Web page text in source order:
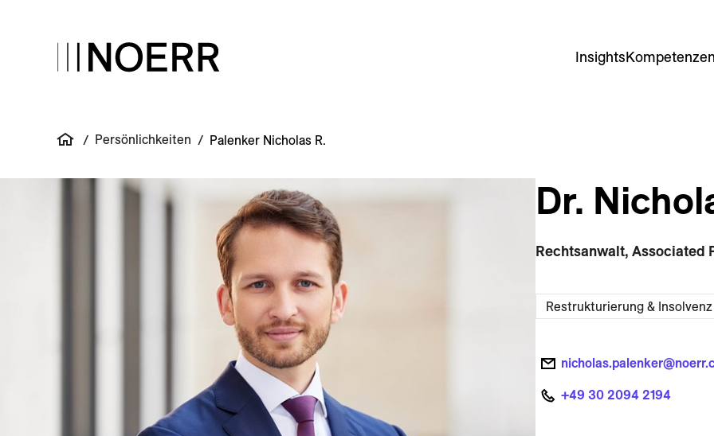
Insights
/ Persönlichkeiten / Palenker Nicholas R.
Dr.
Rechtsanwalt, Associated
Restrukturierung & Insolvenz
+49 30 2094 2194